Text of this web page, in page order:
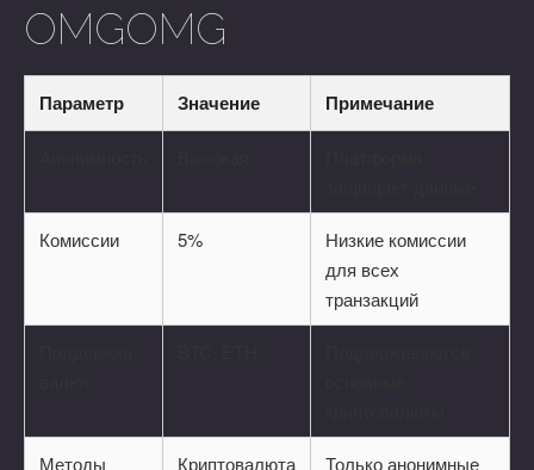
OMGOMG
Параметр Значение Примечание
Комиссии 5%
Низкие комиссии
для всех
транзакций
Методы
Криптовалюта
Только анонимные